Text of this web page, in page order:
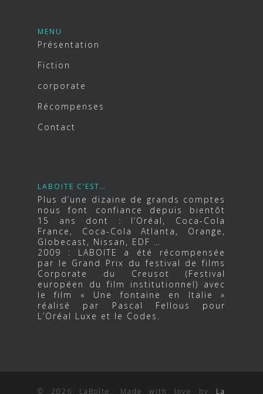
MENU
Présentation
Fiction
corporate
Récompenses
Contact
LABOITE C’EST…
Plus d’une dizaine de grands comptes
nous font confiance depuis bientôt
15 ans dont : l’Oréal, Coca-Cola
France, Coca-Cola Atlanta, Orange,
Globecast, Nissan, EDF …
2009 : LABOITE a été récompensée
par le Grand Prix du festival de films
Corporate du Creusot (Festival
européen du film institutionnel) avec
le film « Une fontaine en Italie »
réalisé par Pascal Fellous pour
L’Oréal Luxe et le Codes.
© 2026 LaBoîte. Made with love by La